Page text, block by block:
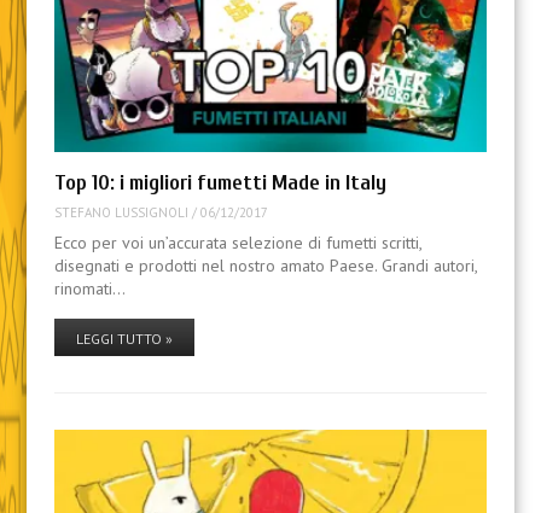
Top 10: i migliori fumetti Made in Italy
STEFANO LUSSIGNOLI / 06/12/2017
Ecco per voi un’accurata selezione di fumetti scritti,
disegnati e prodotti nel nostro amato Paese. Grandi autori,
rinomati…
LEGGI TUTTO »